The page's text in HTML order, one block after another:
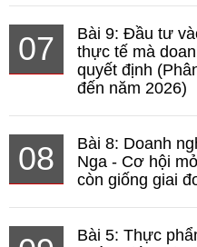
07
Bài 9: Đầu tư
thực tế mà
quyết định
đến năm 2026)
08
Bài 8: Doanh
Nga - Cơ hội
còn giống giai
Bài 5: Thực